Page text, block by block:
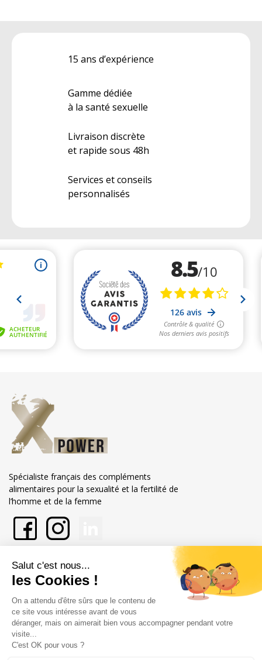
15 ans d’expérience
Gamme dédiée
à la santé sexuelle
Livraison discrète
et rapide sous 48h
Services et conseils
personnalisés
Spécialiste français des compléments
alimentaires pour la sexualité et la fertilité de
l’homme et de la femme
En savoir plus sur Xpower
Nos engagements
Informations
Marchand approuvé par la Société des Avis Garantis,
vérifier.